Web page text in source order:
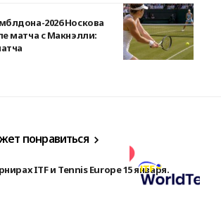
2026 Носкова
матча с Макнэлли:
понравиться
ITF и Tennis Europe 15 января.